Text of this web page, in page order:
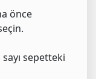
önce
sepetteki